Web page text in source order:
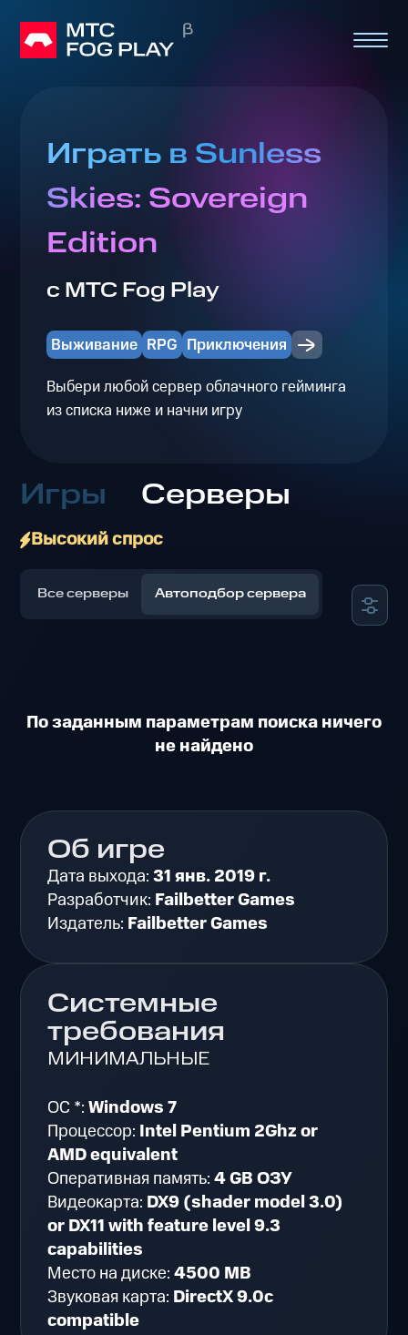
Играть в Sunless
Skies: Sovereign
Edition
с МТС Fog Play
Выживание RPG Приключения
Выбери любой сервер облачного гейминга
из списка ниже и начни игру
Игры Серверы
Высокий спрос
Все серверы Автоподбор сервера
По заданным параметрам поиска ничего
не найдено
Об игре
Дата выхода:31 янв. 2019 г.
Разработчик: Failbetter Games
Издатель: Failbetter Games
Системные
требования
МИНИМАЛЬНЫЕ
ОС *:Windows 7
Процессор: Intel Pentium 2Ghz or
AMD equivalent
Оперативная память:4 GB ОЗУ
Видеокарта: DX9 (shader model 3.0)
or DX11 with feature level 9.3
capabilities
Место на диске:4500 MB
Звуковая карта: DirectX 9.0c
compatible